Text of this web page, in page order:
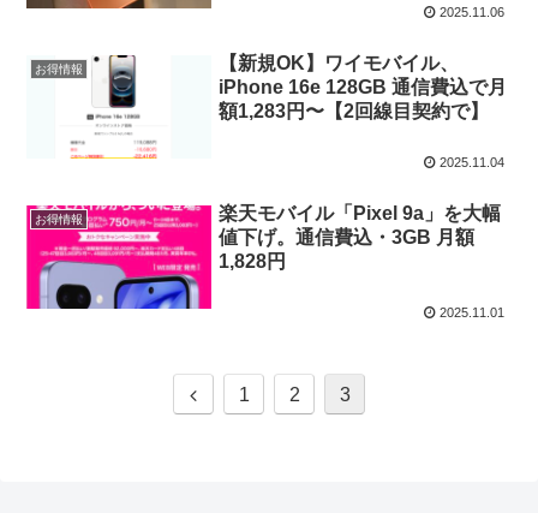
2025.11.06
お得情報
【新規OK】ワイモバイル、
iPhone 16e 128GB 通信費込で月
額1,283円〜【2回線目契約で】
2025.11.04
お得情報
楽天モバイル「Pixel 9a」を大幅
値下げ。通信費込・3GB 月額
1,828円
2025.11.01
前
1 2 3